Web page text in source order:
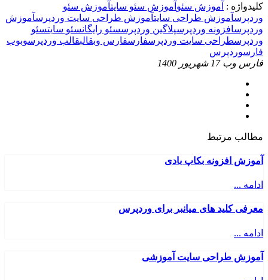
کلیدواژه : آموزش سئو آموزش سئو سایتآموزش سئو
وردپرسآموزش طراحی سایتآموزش طراحی سایت وردپرسآموزش
وردپرسافزونه وردپرسپلاگین وردپرسسئو رایگانسئو سایتسئو
وردپرسطراحی سایت وردپرسفارسفارس وبقالبقالب وردپرسوبوب
فارسوردپرس
فارس وب 17 شهریور 1400
مطالب مرتبط
آموزش افزونه بکاپ بادی
ادامه ...
معرفی کلید های میانبر برای وردپرس
ادامه ...
آموزش طراحی سایت آموزشی